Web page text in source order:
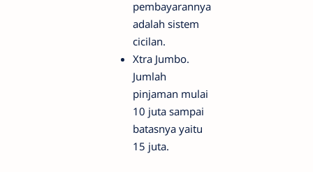
pembayarannya
adalah sistem
cicilan.
Xtra Jumbo.
Jumlah
pinjaman mulai
10 juta sampai
batasnya yaitu
15 juta.